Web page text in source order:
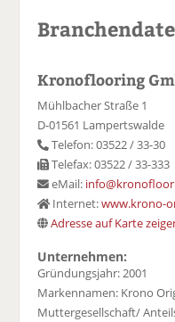
Kronoflooring
Mühlbacher Straße 1
D-01561 Lampertswalde
Telefon: 03522 / 33-30
Telefax: 03522 / 33-333
eMail:
Internet:www.krono-
Adresse auf Karte
Unternehmen:
Gründungsjahr: 2001
Markennamen: Krono
Muttergesellschaft/